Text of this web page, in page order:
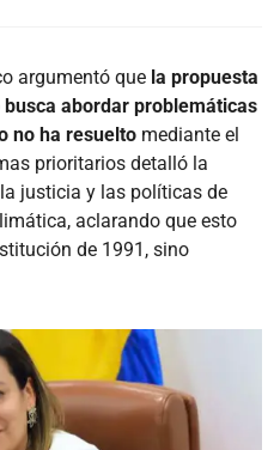
argumentó que la propuesta
abordar problemáticas
no ha resuelto mediante el
prioritarios detalló la
justicia y las políticas de
aclarando que esto
de 1991, sino